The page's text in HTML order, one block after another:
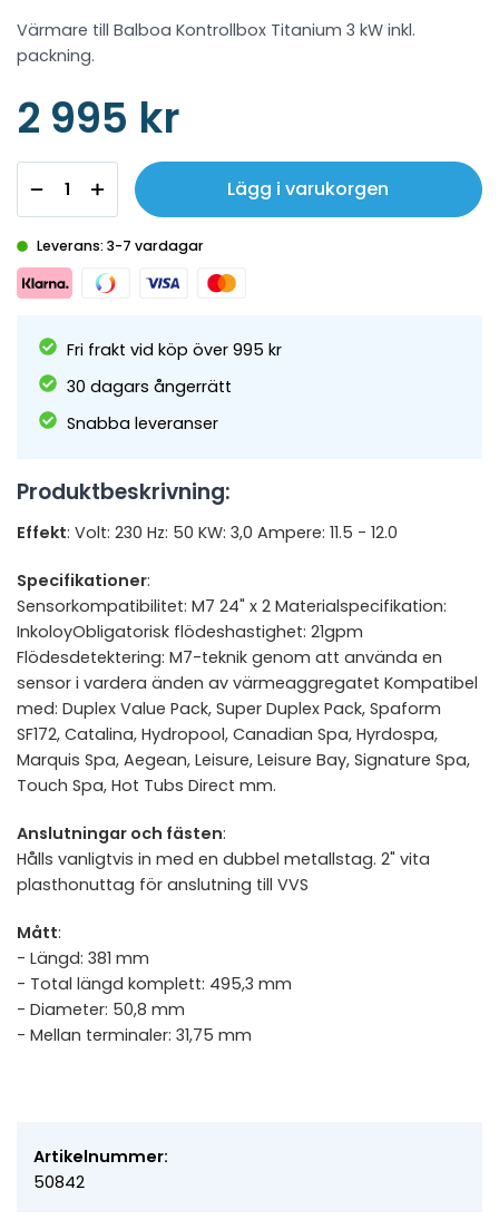
Värmare till Balboa Kontrollbox Titanium 3 kW inkl.
packning.
2 995 kr
Lägg i varukorgen
Leverans: 3-7 vardagar
Fri frakt vid köp över 995 kr
30 dagars ångerrätt
Snabba leveranser
Produktbeskrivning:
Effekt: Volt: 230 Hz: 50 KW: 3,0 Ampere: 11.5 - 12.0
Specifikationer:
Sensorkompatibilitet: M7 24" x 2 Materialspecifikation:
InkoloyObligatorisk flödeshastighet: 21gpm
Flödesdetektering: M7-teknik genom att använda en
sensor i vardera änden av värmeaggregatet Kompatibel
med: Duplex Value Pack, Super Duplex Pack, Spaform
SF172, Catalina, Hydropool, Canadian Spa, Hyrdospa,
Marquis Spa, Aegean, Leisure, Leisure Bay, Signature Spa,
Touch Spa, Hot Tubs Direct mm.
Anslutningar och fästen:
Hålls vanligtvis in med en dubbel metallstag. 2" vita
plasthonuttag för anslutning till VVS
Mått:
- Längd: 381 mm
- Total längd komplett: 495,3 mm
- Diameter: 50,8 mm
- Mellan terminaler: 31,75 mm
Artikelnummer:
50842